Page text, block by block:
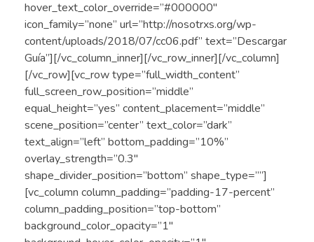
hover_text_color_override=”#000000″
icon_family=”none” url=”http://nosotrxs.org/wp-
content/uploads/2018/07/cc06.pdf” text=”Descargar
Guía”][/vc_column_inner][/vc_row_inner][/vc_column]
[/vc_row][vc_row type=”full_width_content”
full_screen_row_position=”middle”
equal_height=”yes” content_placement=”middle”
scene_position=”center” text_color=”dark”
text_align=”left” bottom_padding=”10%”
overlay_strength=”0.3″
shape_divider_position=”bottom” shape_type=””]
[vc_column column_padding=”padding-17-percent”
column_padding_position=”top-bottom”
background_color_opacity=”1″